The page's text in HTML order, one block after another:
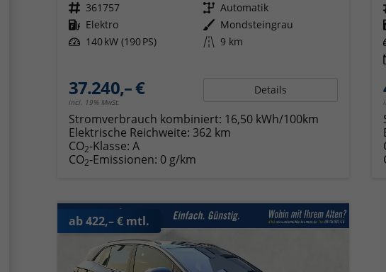
Fahrzeugnr. 361757 Getriebe Automatik
Kraftstoff Elektro Außenfarbe Mondsteingrau
Leistung 140 kW (190 PS) Kilometerstand 9 km
37.240,– €
incl. 19% MwSt.
Details
Stromverbrauch kombiniert: 16,50 kWh/100km
Elektrische Reichweite: 362 km
CO2-Klasse: A
CO2-Emissionen: 0 g/km
ab 422,– € mtl.